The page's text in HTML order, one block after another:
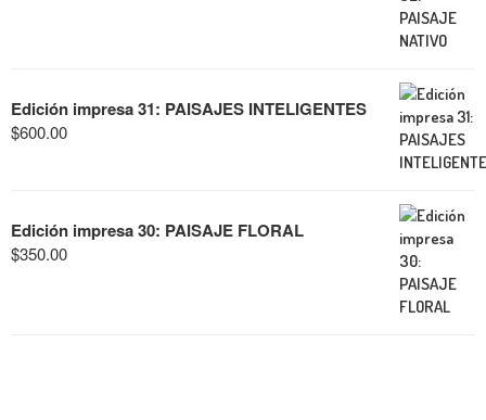
Edición impresa 31: PAISAJES INTELIGENTES
$600.00
Edición impresa 30: PAISAJE FLORAL
$350.00